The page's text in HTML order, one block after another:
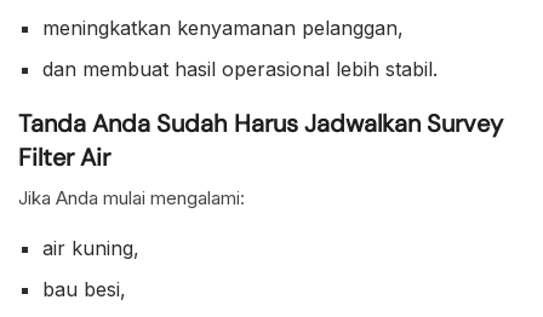
meningkatkan kenyamanan pelanggan,
dan membuat hasil operasional lebih stabil.
Tanda Anda Sudah Harus Jadwalkan Survey
Filter Air
Jika Anda mulai mengalami:
air kuning,
bau besi,